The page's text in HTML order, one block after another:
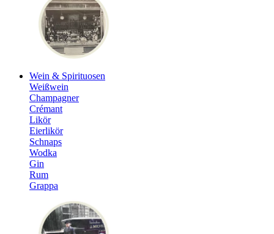
Wein & Spirituosen
Weißwein
Champagner
Crémant
Likör
Eierlikör
Schnaps
Wodka
Gin
Rum
Grappa